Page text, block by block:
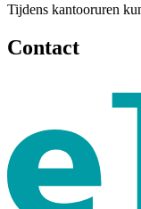
Tijdens kantooruren
Contact